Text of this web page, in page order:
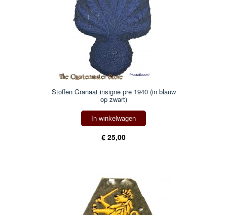
Stoffen Granaat insigne pre 1940 (in blauw
op zwart)
In winkelwagen
€ 25,00